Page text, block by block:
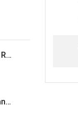
Parlante Amplificado Recargable BT | Italy Audio ITL-PRO11
BOSE S1 PRO+ | Parlante Profesional PA Inalámbrico